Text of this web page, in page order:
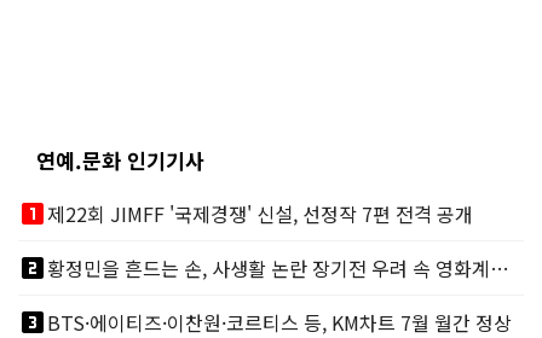
연예.문화 인기기사
looks_one제22회 JIMFF '국제경쟁' 신설, 선정작 7편 전격 공개
looks_two
황정민을 흔드는 손, 사생활 논란 장기전 우려 속 영화계도 리스크
looks_3BTS·에이티즈·이찬원·코르티스 등, KM차트 7월 월간 정상